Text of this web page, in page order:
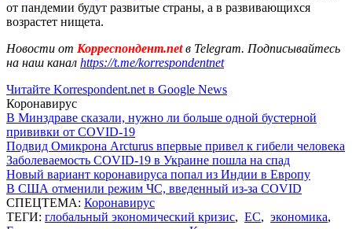
от пандемии будут развитые страны, а в развивающихся
возрастет нищета.
Новости от Корреспондент.netв Telegram. Подписывайтесь
на наш канал https://t.me/korrespondentnet
Читайте Korrespondent.net в Google News
Коронавирус
В Минздраве сказали, нужно ли больше одной бустерной
прививки от COVID-19
Подвид Омикрона Arcturus впервые привел к гибели человека
Заболеваемость COVID-19 в Украине пошла на спад
Новый вариант коронавируса попал из Индии в Европу
В США отменили режим ЧС, введенный из-за COVID
СПЕЦТЕМА: Коронавирус
ТЕГИ: глобальный экономический кризис, ЕС, экономика,